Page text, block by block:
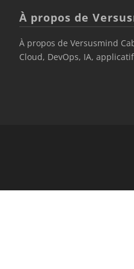
À propos de
À propos de Versusmind
Cloud, DevOps, IA,